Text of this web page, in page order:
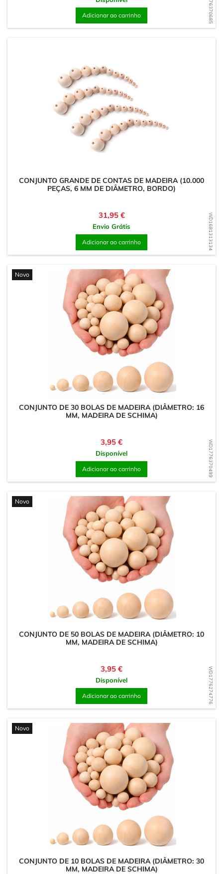
Adicionar ao carrinho
WD1681313134
CONJUNTO GRANDE DE CONTAS DE MADEIRA (10.000
PEÇAS, 6 MM DE DIÂMETRO, BORDO)
Preço
31,95 €
Envio Grátis
Adicionar ao carrinho
WD1776370499
Novo
CONJUNTO DE 30 BOLAS DE MADEIRA (DIÂMETRO: 16
MM, MADEIRA DE SCHIMA)
Preço
3,95 €
Disponível
Adicionar ao carrinho
WD1776274776
Novo
CONJUNTO DE 50 BOLAS DE MADEIRA (DIÂMETRO: 10
MM, MADEIRA DE SCHIMA)
Preço
3,95 €
Disponível
Adicionar ao carrinho
Novo
CONJUNTO DE 10 BOLAS DE MADEIRA (DIÂMETRO: 30
MM, MADEIRA DE SCHIMA)